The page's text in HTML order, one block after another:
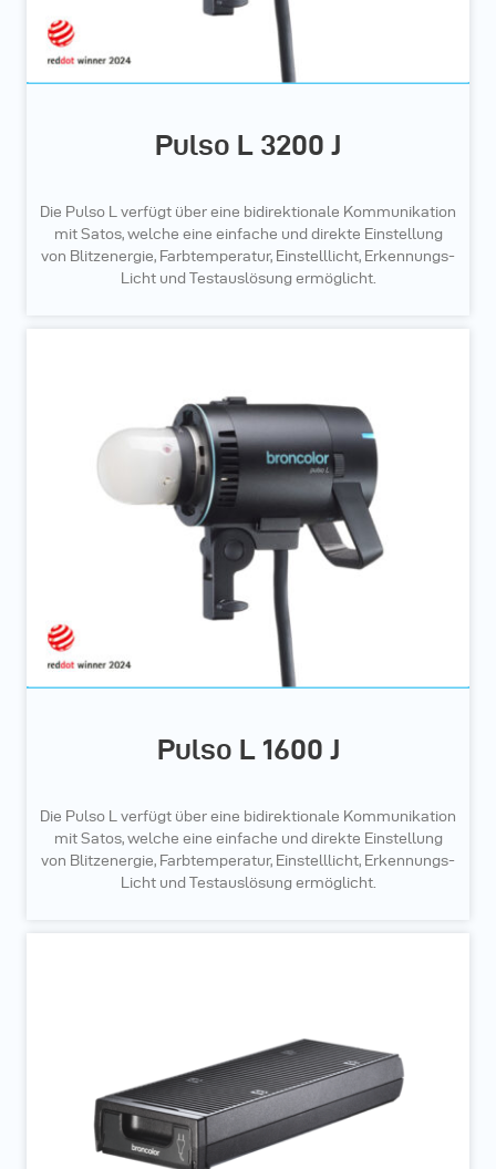
Pulso L 3200 J
Die Pulso L verfügt über eine bidirektionale Kommunikation
mit Satos, welche eine einfache und direkte Einstellung
von Blitzenergie, Farbtemperatur, Einstelllicht, Erkennungs-
Licht und Testauslösung ermöglicht.
Pulso L 1600 J
Die Pulso L verfügt über eine bidirektionale Kommunikation
mit Satos, welche eine einfache und direkte Einstellung
von Blitzenergie, Farbtemperatur, Einstelllicht, Erkennungs-
Licht und Testauslösung ermöglicht.